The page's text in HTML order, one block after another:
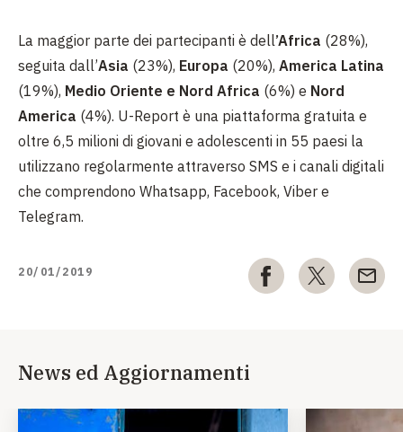
La maggior parte dei partecipanti è dell’Africa (28%),
seguita dall’Asia (23%), Europa (20%), America Latina
(19%), Medio Oriente e Nord Africa (6%) e Nord
America (4%). U-Report è una piattaforma gratuita e
oltre 6,5 milioni di giovani e adolescenti in 55 paesi la
utilizzano regolarmente attraverso SMS e i canali digitali
che comprendono Whatsapp, Facebook, Viber e
Telegram.
20/01/2019
News ed Aggiornamenti